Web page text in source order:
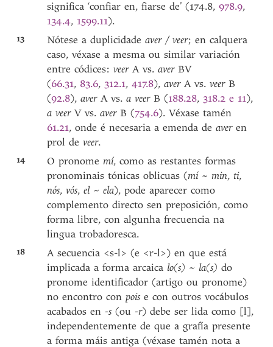
significa ‘confiar en, fiarse de’ (174.8,978.9,
134.4, 1599.11).
13 Nótese a duplicidadeaver / veer; en calquera
caso, véxase a mesma ou similar variación
entre códices:veerA vs.averBV
(66.31, 83.6, 312.1,417.8),averA vs.veerB
(92.8),averA vs.a veerB (188.28, 318.2 e 11),
a veerV vs.averB (754.6). Véxase tamén
61.21, onde é necesaria a emenda deaveren
prol deveer.
14 O pronomemí, como as restantes formas
pronominais tónicas oblicuas (mí ~ min, ti,
nós, vós, el ~ ela), pode aparecer como
complemento directo sen preposición, como
forma libre, con algunha frecuencia na
lingua trobadoresca.
18
A secuencia <s-l> (e <r-l>) en que está
implicada a forma arcaica lo(s) ~ la(s)do
pronome identificador (artigo ou pronome)
no encontro conpois e con outros vocábulos
acabados en -s (ou -r) debe ser lida como [l],
independentemente de que a grafía presente
a forma máis antiga (véxase tamén nota a